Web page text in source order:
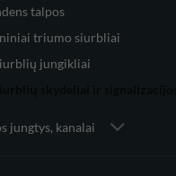
talpos
triumo siurbliai
jungikliai
jungtys, kanalai